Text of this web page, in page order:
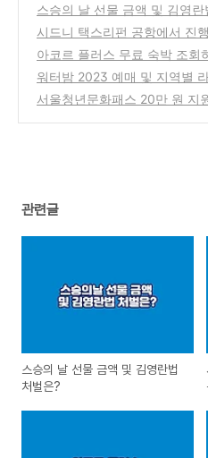
스승의 날 선물 금액 및 김영란
시드니 택스리펀 공항에서 진
하기(액체 있는 경우)
(0)
아코르 플러스 무료 숙박 조회
워터밤 2023 예매 및 지역별
(0)
서울청년문화패스 20만 원 지
관련글
스승의 날 선물 금액 및 김영란법
처벌은?